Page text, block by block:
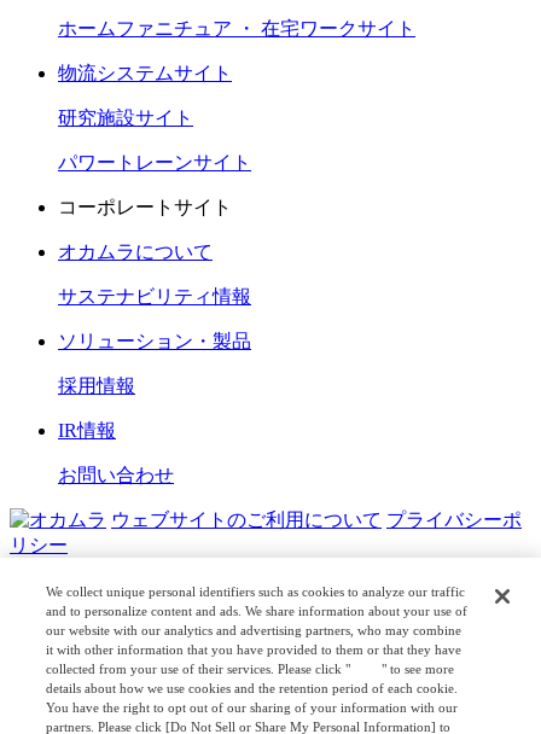
ホームファニチュア ・ 在宅ワークサイト
物流システムサイト
研究施設サイト
パワートレーンサイト
コーポレートサイト
オカムラについて
サステナビリティ情報
ソリューション・製品
採用情報
IR情報
お問い合わせ
ウェブサイトのご利用について プライバシーポ
リシー
COPYRIGHT © OKAMURA CORPORATION. ALL RIGHTS
RESERVED.
日本公式 企業広報
We collect unique personal identifiers such as cookies to analyze our traffic
and to personalize content and ads. We share information about your use of
our website with our analytics and advertising partners, who may combine
it with other information that you have provided to them or that they have
collected from your use of their services. Please click "
here" to see more
details about how we use cookies and the retention period of each cookie.
You have the right to opt out of our sharing of your information with our
partners. Please click [Do Not Sell or Share My Personal Information] to